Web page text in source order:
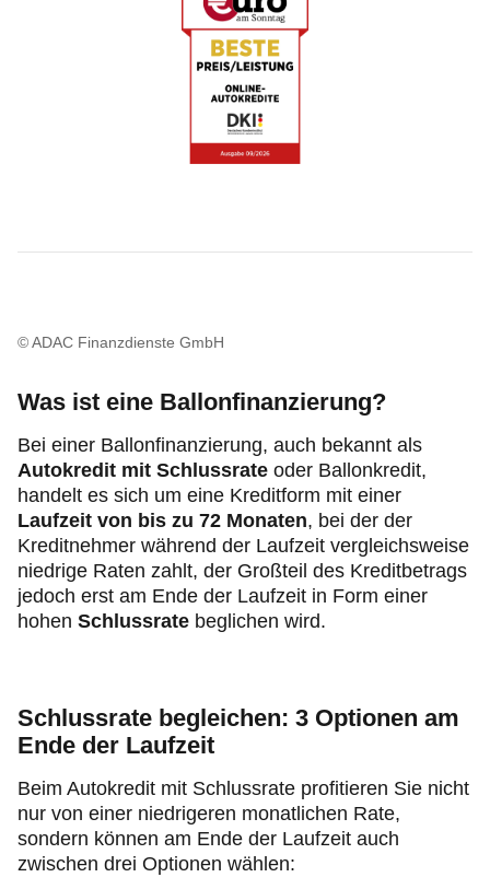
© ADAC Finanzdienste GmbH
Was ist eine Ballonfinanzierung?
Bei einer Ballonfinanzierung, auch bekannt als
Autokredit mit Schlussrate oder Ballonkredit,
handelt es sich um eine Kreditform mit einer
Laufzeit von bis zu 72 Monaten, bei der der
Kreditnehmer während der Laufzeit vergleichsweise
niedrige Raten zahlt, der Großteil des Kreditbetrags
jedoch erst am Ende der Laufzeit in Form einer
hohen Schlussrate beglichen wird.
Schlussrate begleichen: 3 Optionen am
Ende der Laufzeit
Beim Autokredit mit Schlussrate profitieren Sie nicht
nur von einer niedrigeren monatlichen Rate,
sondern können am Ende der Laufzeit auch
zwischen drei Optionen wählen: